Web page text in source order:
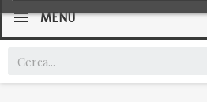
MENU